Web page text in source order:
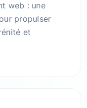
web : une
propulser
et